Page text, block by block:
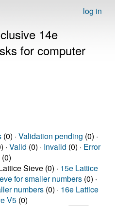
log in
14e
for computer
(0) · Validation pending (0) ·
· Valid (0) · Invalid (0) · Error
(0)
Sieve (0) · 15e Lattice
for smaller numbers (0) ·
numbers (0) · 16e Lattice
V5 (0)